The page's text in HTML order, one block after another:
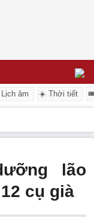
âm ☀️ Thời tiết
lão
cụ già